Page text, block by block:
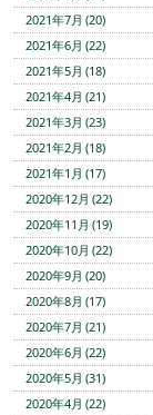
2021年7月 (20)
2021年6月 (22)
2021年5月 (18)
2021年4月 (21)
2021年3月 (23)
2021年2月 (18)
2021年1月 (17)
2020年12月 (22)
2020年11月 (19)
2020年10月 (22)
2020年9月 (20)
2020年8月 (17)
2020年7月 (21)
2020年6月 (22)
2020年5月 (31)
2020年4月 (22)